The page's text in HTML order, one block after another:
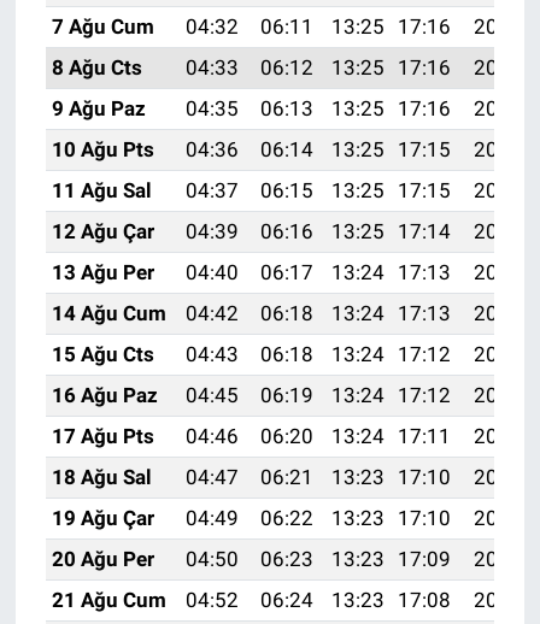
7 Ağu Cum
04:32 06:11 13:25 17:16
20:30
8 Ağu Cts
04:33 06:12 13:25 17:16
20:29
9 Ağu Paz
04:35 06:13 13:25 17:16
20:27
10 Ağu Pts
04:36 06:14 13:25 17:15
20:26
11 Ağu Sal
04:37 06:15 13:25 17:15
20:25
12 Ağu Çar
04:39 06:16 13:25 17:14
20:24
13 Ağu Per
04:40 06:17 13:24 17:13
20:22
14 Ağu Cum
04:42 06:18 13:24 17:13
20:21
15 Ağu Cts
04:43 06:18 13:24 17:12
20:20
16 Ağu Paz
04:45 06:19 13:24 17:12
20:18
17 Ağu Pts
04:46 06:20 13:24 17:11
20:17
18 Ağu Sal
04:47 06:21 13:23 17:10
20:15
19 Ağu Çar
04:49 06:22 13:23 17:10
20:14
20 Ağu Per
04:50 06:23 13:23 17:09
20:13
21 Ağu Cum
04:52 06:24 13:23 17:08
20:11